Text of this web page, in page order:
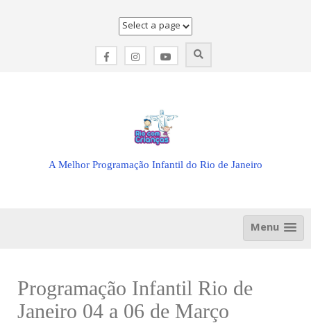
A Melhor Programação Infantil do Rio de Janeiro
Menu
Programação Infantil Rio de
Janeiro 04 a 06 de Março